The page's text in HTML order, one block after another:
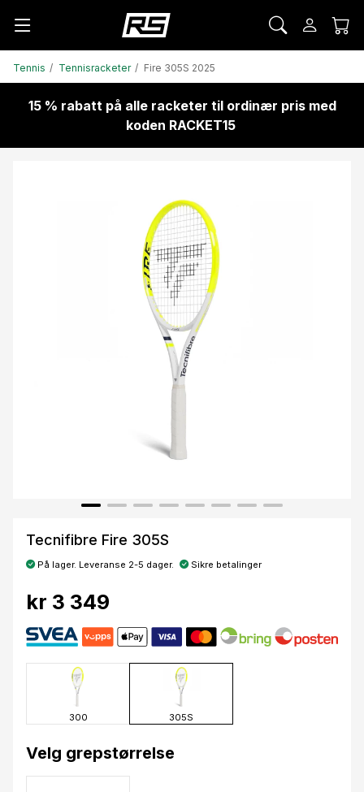
Tennis Tennisracketer Fire 305S 2025
15 % rabatt på alle racketer til ordinær pris med
koden RACKET15
Tecnifibre Fire 305S
På lager. Leveranse 2-5 dager. Sikre betalinger
kr 3 349
300 305S
Velg grepstørrelse